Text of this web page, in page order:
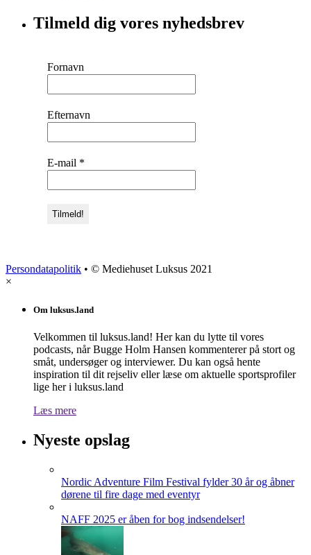
Tilmeld dig vores nyhedsbrev
Fornavn
Efternavn
E-mail *
Persondatapolitik • © Mediehuset Luksus 2021
×
Om luksus.land
Velkommen til luksus.land! Her kan du lytte til vores
podcasts, når Bugge Holm Hansen kommenterer på stort og
småt, undersøger og interviewer. Du kan også hente
inspiration til dit rejseliv eller læse om aktuelle sportsprofiler
lige her i luksus.land
Læs mere
Nyeste opslag
Nordic Adventure Film Festival fylder 30 år og åbner
dørene til fire dage med eventyr
NAFF 2025 er åben for bog indsendelser!